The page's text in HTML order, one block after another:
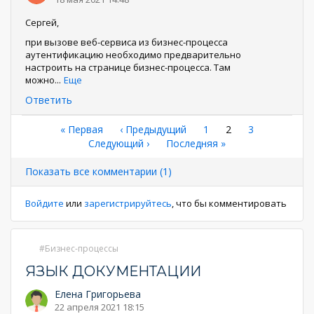
Сергей,
при вызове веб-сервиса из бизнес-процесса
аутентификацию необходимо предварительно
настроить на странице бизнес-процесса. Там
можно... Еще
Ответить
Нумерация
страниц
Первая
страница
« Первая ←
‹ Предыдущий Страница
1
Текущая
2 Страница
3
Следующая
Следующий ›
Последняя
Последняя »
Показать все комментарии (1)
Войдите или зарегистрируйтесь, что бы комментировать
Бизнес-процессы
ЯЗЫК ДОКУМЕНТАЦИИ
Елена Григорьева
22 апреля 2021 18:15